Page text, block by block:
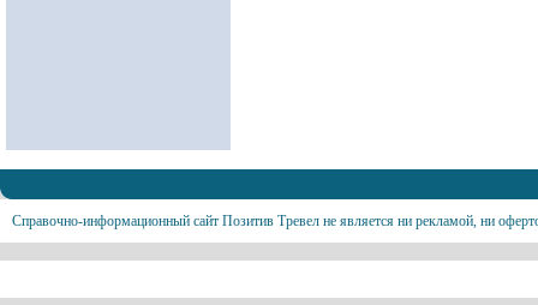
Справочно-информационный сайт Позитив Тревел не является ни рекламой, ни